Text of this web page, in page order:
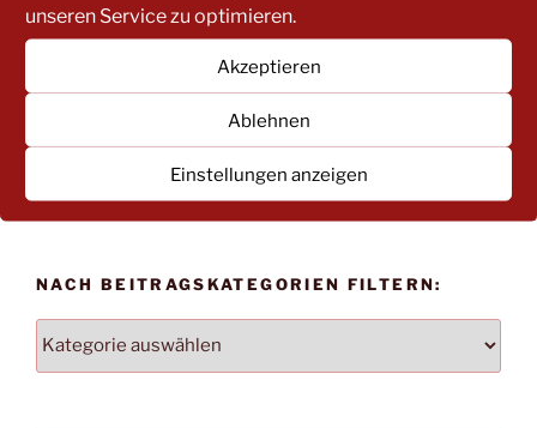
unseren Service zu optimieren.
Akzeptieren
Ablehnen
Einstellungen anzeigen
Für weitere Infos einfach hier klicken!
NACH BEITRAGSKATEGORIEN FILTERN:
BEITRAGSKATEGORIEN